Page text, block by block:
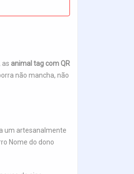
as animal tag com QR
não mancha, não
um artesanalmente
Nome do dono